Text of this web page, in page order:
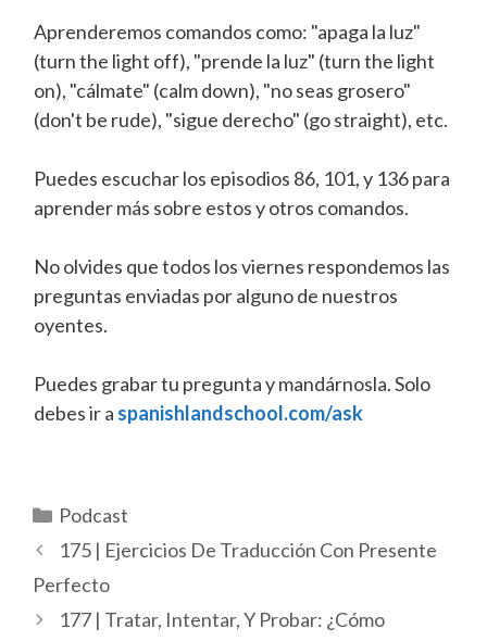
Aprenderemos comandos como: "apaga la luz"
(turn the light off), "prende la luz" (turn the light
on), "cálmate" (calm down), "no seas grosero"
(don't be rude), "sigue derecho" (go straight), etc.
Puedes escuchar los episodios 86, 101, y 136 para
aprender más sobre estos y otros comandos.
No olvides que todos los viernes respondemos las
preguntas enviadas por alguno de nuestros
oyentes.
Puedes grabar tu pregunta y mandárnosla. Solo
debes ir a spanishlandschool.com/ask
Categorías
Podcast
175 | Ejercicios De Traducción Con Presente
Perfecto
177 | Tratar, Intentar, Y Probar: ¿Cómo